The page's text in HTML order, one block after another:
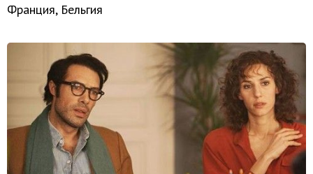
Франция, Бельгия